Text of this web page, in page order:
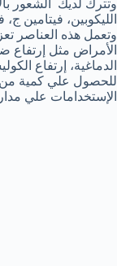
وتترك لديك الشعور
الليكوبين، فيتامين
وتعمل هذه العناصر
الأمراض مثل إرتفاع
الدماغية، إرتفاع
للحصول علي كمية من
الإستخدامات علي